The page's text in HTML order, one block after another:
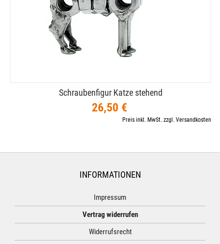
Schraubenfigur Katze stehend
26,50 €
Preis inkl. MwSt. zzgl. Versandkosten
INFORMATIONEN
Impressum
Vertrag widerrufen
Widerrufsrecht